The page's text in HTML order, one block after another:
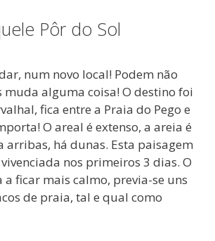
Pôr do Sol
num novo local! Podem não
muda alguma coisa! O destino foi
fica entre a Praia do Pego e
O areal é extenso, a areia é
arribas, há dunas. Esta paisagem
nos primeiros 3 dias. O
a ficar mais calmo, previa-se uns
de praia, tal e qual como